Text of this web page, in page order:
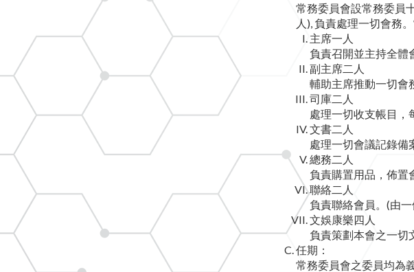
常務委員會設常務委員
人), 負責處理一切會務
主席一人
負責召開並主持全體
副主席二人
輔助主席推動一切會
司庫二人
處理一切收支帳目，
文書二人
處理一切會議記錄備
總務二人
負責購置用品，佈置
聯絡二人
負責聯絡會員。(由
文娛康樂四人
負責策劃本會之一切
任期：
常務委員會之委員均為